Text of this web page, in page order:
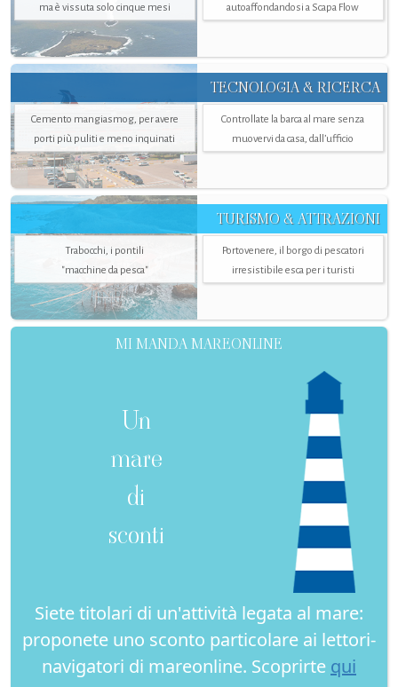
ma è vissuta solo cinque mesi
autoaffondandosi a Scapa Flow
TECNOLOGIA & RICERCA
Cemento mangiasmog, per avere
porti più puliti e meno inquinati
Controllate la barca al mare senza
muovervi da casa, dall’ufficio
TURISMO & ATTRAZIONI
Trabocchi, i pontili
"macchine da pesca"
Portovenere, il borgo di pescatori
irresistibile esca per i turisti
MI MANDA MAREONLINE
Un
mare
di
sconti
Siete titolari di un'attività legata al mare:
proponete uno sconto particolare ai lettori-
navigatori di mareonline. Scoprirte qui